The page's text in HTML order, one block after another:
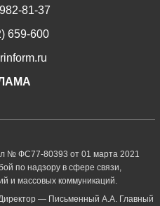
81-37
659-600
№ ФС77-80393 от 01 марта 2021
по надзору в сфере связи,
и массовых коммуникаций.
— Письменный А.А. Главный